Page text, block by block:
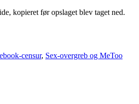
kopieret før opslaget blev taget ned.
censur, Sex-overgreb og MeToo